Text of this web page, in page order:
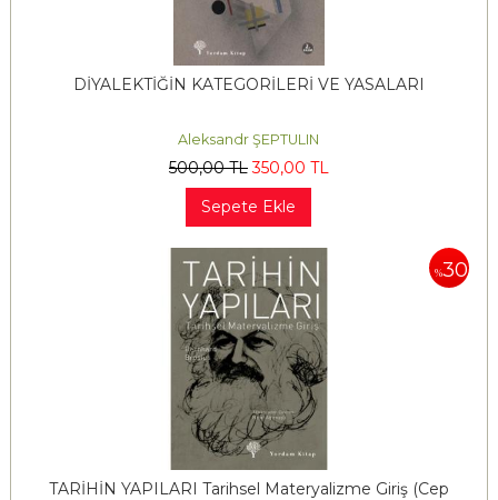
DİYALEKTİĞİN KATEGORİLERİ VE YASALARI
Aleksandr ŞEPTULIN
500,00TL 350,00 TL
Sepete Ekle
%30
TARİHİN YAPILARI Tarihsel Materyalizme Giriş (Cep